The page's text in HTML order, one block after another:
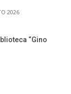
2026
“Gino